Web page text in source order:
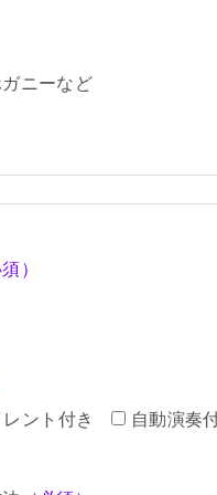
ニーなど
）
ント付き 自動演奏